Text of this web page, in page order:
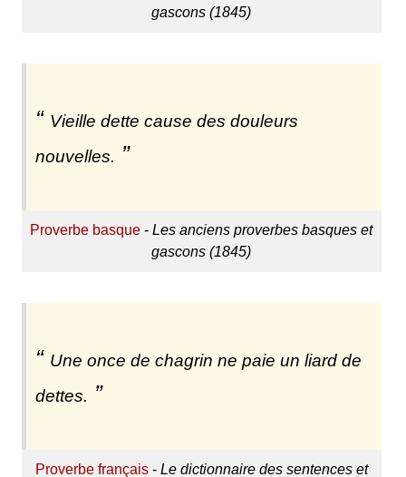
gascons (1845)
Vieille dette cause des douleurs
nouvelles.
Proverbe basque -Les anciens proverbes basques et
gascons (1845)
Une once de chagrin ne paie un liard de
dettes.
Proverbe français- Le dictionnaire des sentences et